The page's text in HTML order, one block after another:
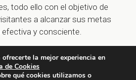
todo ello con el objetivo de
a alcanzar sus metas
y consciente.
-Política de Privacidad y Aviso
la mejor experiencia en
de Cookies
qué cookies utilizamos o